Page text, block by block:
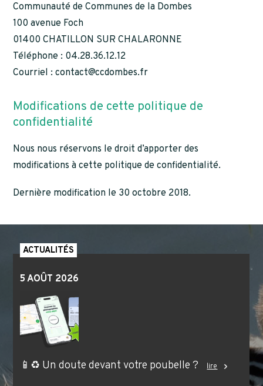
Communauté de Communes de la Dombes
100 avenue Foch
01400 CHATILLON SUR CHALARONNE
Téléphone : 04.28.36.12.12
Courriel : contact@ccdombes.fr
Modifications de cette politique de
confidentialité
Nous nous réservons le droit d’apporter des
modifications à cette politique de confidentialité.
Dernière modification le 30 octobre 2018.
ACTUALITÉS
5 AOÛT 2026
📱♻️ Un doute devant votre poubelle ? lire